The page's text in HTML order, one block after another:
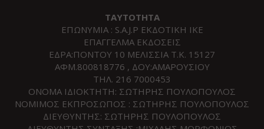
ΤΑΥΤΟΤΗΤΑ
ΕΠΩΝΥΜΙΑ : S.A.J.P ΕΚΔΟΤΙΚΗ ΙΚΕ
ΕΠΑΓΓΕΛΜΑ ΕΚΔΟΣΕΙΣ
ΕΔΡΑ:ΠΟΝΤΟΥ 10 ΜΕΛΙΣΣΙΑ Τ.Κ. 15127
ΑΦΜ.800818776 , ΔΟΥ:ΑΜΑΡΟΥΣΙΟΥ
ΤΗΛ. 216 7000453
ΟΝΟΜΑ ΙΔΙΟΚΤΗΤΗ: ΣΩΤΗΡΗΣ ΠΟΥΛΟΠΟΥΛΟΣ
ΝΟΜΙΜΟΣ ΕΚΠΡΟΣΩΠΟΣ : ΣΩΤΗΡΗΣ ΠΟΥΛΟΠΟΥΛΟΣ
ΔΙΕΥΘΥΝΤΗΣ: ΣΩΤΗΡΗΣ ΠΟΥΛΟΠΟΥΛΟΣ